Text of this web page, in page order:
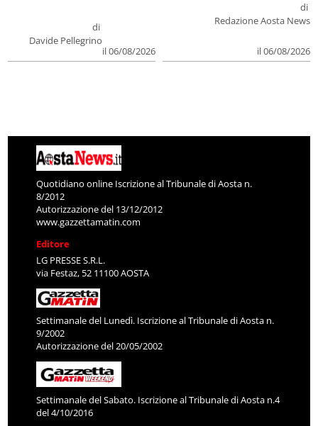
di
Davide Pellegrino
il 06/08/2026
di
Redazione Aosta News
il 06/08/2026
Quotidiano online Iscrizione al Tribunale di Aosta n.
8/2012
Autorizzazione del 13/12/2012
www.gazzettamatin.com
Editore
LG PRESSE S.R.L.
via Festaz, 52 11100 AOSTA
Settimanale del Lunedì. Iscrizione al Tribunale di Aosta n.
9/2002
Autorizzazione del 20/05/2002
Settimanale del Sabato. Iscrizione al Tribunale di Aosta n.4
del 4/10/2016